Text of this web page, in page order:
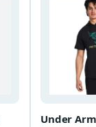
Under